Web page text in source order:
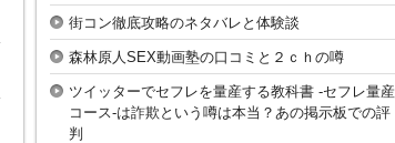
街コン徹底攻略のネタバレと体験談
森林原人SEX動画塾の口コミと２ｃｈの噂
ツイッターでセフレを量産する教科書 -セフレ量産
コース-は詐欺という噂は本当？あの掲示板での評
判